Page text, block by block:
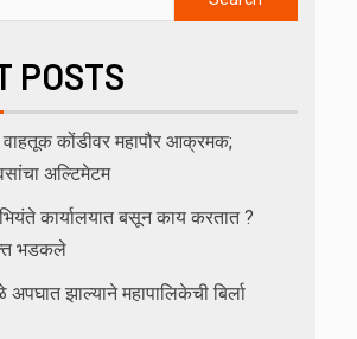
POSTS
वाहतूक कोंडीवर महापौर आक्रमक;
अल्टिमेटम
कार्यालयात बसून काय करतात ?
भडकले
झाल्याने महापालिकेची बिर्ला